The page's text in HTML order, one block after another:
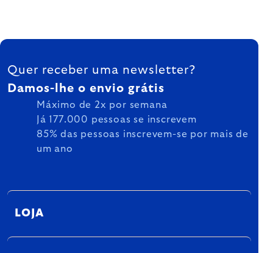
FOOTER
Quer receber uma newsletter?
Damos-lhe o envio grátis
Máximo de 2x por semana
Já 177.000 pessoas se inscrevem
85% das pessoas inscrevem-se por mais de
um ano
LOJA